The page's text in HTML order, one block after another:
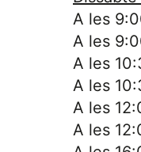
A les
A les
A les
A les
A les
A les